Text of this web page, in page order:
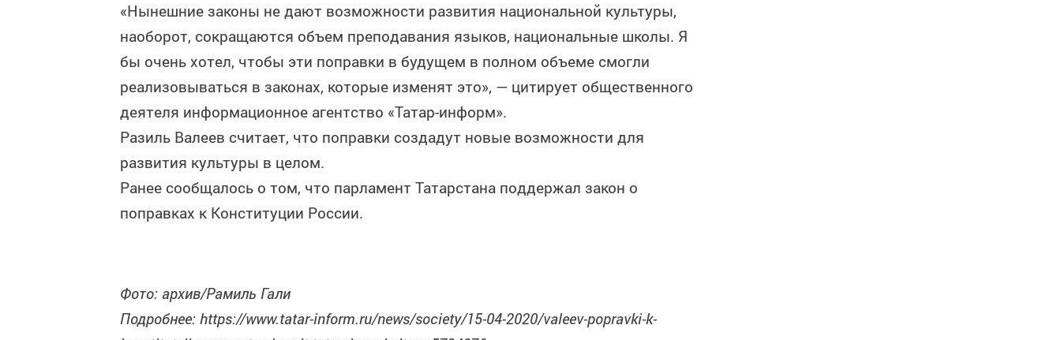
«Нынешние законы не дают возможности развития национальной культуры,
наоборот, сокращаются объем преподавания языков, национальные школы. Я
бы очень хотел, чтобы эти поправки в будущем в полном объеме смогли
реализовываться в законах, которые изменят это», — цитирует общественного
деятеля информационное агентство «Татар-информ».
Разиль Валеев считает, что поправки создадут новые возможности для
развития культуры в целом.
Ранее сообщалось о том, что парламент Татарстана поддержал закон о
поправках к Конституции России.
Фото: архив/Рамиль Гали
Подробнее: https://www.tatar-inform.ru/news/society/15-04-2020/valeev-popravki-k-